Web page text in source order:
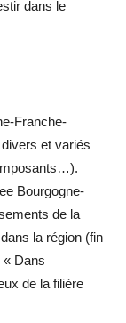
dans le
Franche-
et variés
Bourgogne-
de la
la région (fin
« Dans
de la filière